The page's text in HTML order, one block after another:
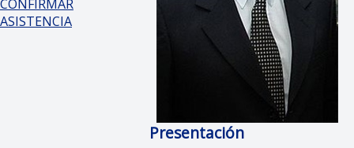
CONFIRMAR
ASISTENCIA
Presentación